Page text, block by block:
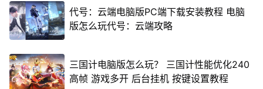
代号：云端电脑版PC端下载安装教程 电脑
版怎么玩代号：云端攻略
三国计电脑版怎么玩？ 三国计性能优化240
高帧 游戏多开 后台挂机 按键设置教程